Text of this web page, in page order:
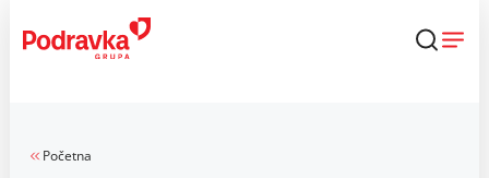
content
Početna